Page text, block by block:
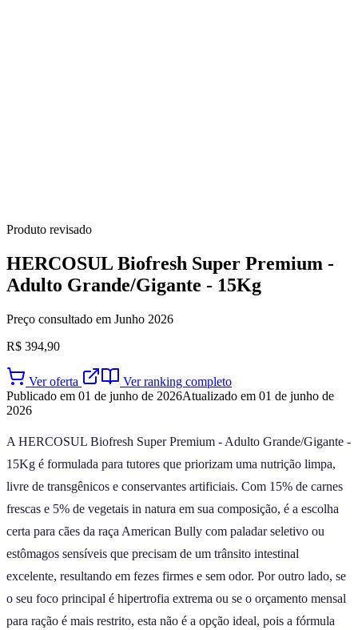
Produto revisado
HERCOSUL Biofresh Super Premium -
Adulto Grande/Gigante - 15Kg
Preço consultado em Junho 2026
R$ 394,90
Ver oferta
Ver ranking completo
Publicado em 01 de junho de 2026Atualizado em 01 de junho de
2026
A HERCOSUL Biofresh Super Premium - Adulto Grande/Gigante -
15Kg é formulada para tutores que priorizam uma nutrição limpa,
livre de transgênicos e conservantes artificiais. Com 15% de carnes
frescas e 5% de vegetais in natura em sua composição, é a escolha
certa para cães da raça American Bully com paladar seletivo ou
estômagos sensíveis que precisam de um trânsito intestinal
excelente, resultando em fezes firmes e sem odor. Por outro lado, se
o seu foco principal é hipertrofia extrema ou se o orçamento mensal
para ração é mais restrito, esta não é a opção ideal, pois a fórmula